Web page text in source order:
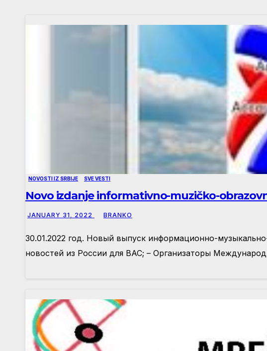
NOVOSTI IZ SRBIJE SVE VESTI
Novo izdanje informativno-muzičko-
JANUARY 31, 2022 BRANKO
30.01.2022 год. Новый выпуск информационно-
новостей из России для ВАС; – Организаторы